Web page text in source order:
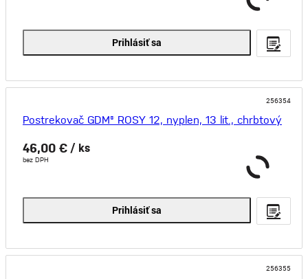
Prihlásiť sa
256354
Postrekovač GDM® ROSY 12, nyplen, 13 lit., chrbtový
46,00 € / ks
bez DPH
Prihlásiť sa
256355